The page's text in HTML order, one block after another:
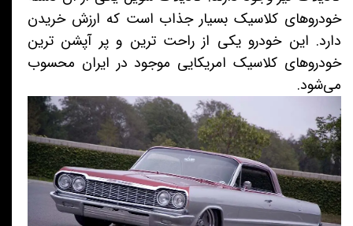
خودروهای کلاسیک بسیار جذاب است که ارزش خریدن
دارد. این خودرو یکی از راحت ترین و پر آپشن ترین
خودروهای کلاسیک امریکایی موجود در ایران محسوب
می‌شود.